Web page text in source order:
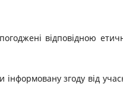
відповідною
інформовану згоду від